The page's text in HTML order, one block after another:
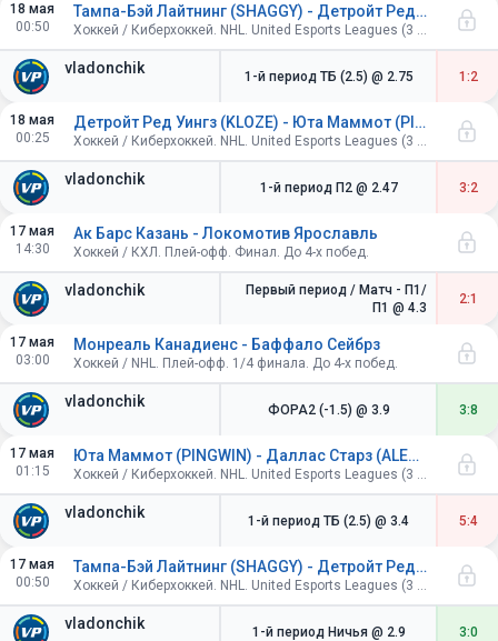
18 мая
00:50
vladonchik
Тампа-Бэй Лайтнинг (SHAGGY) - Детройт Ред Уингз (KLOZE)
Хоккей / Киберхоккей. NHL. United Esports Leagues (3 периода по 4 минуты).
1-й период ТБ (2.5) @ 2.75 1:2
18 мая
00:25
vladonchik
Детройт Ред Уингз (KLOZE) - Юта Маммот (PINGWIN)
Хоккей / Киберхоккей. NHL. United Esports Leagues (3 периода по 4 минуты).
1-й период П2 @ 2.47 3:2
17 мая
14:30
vladonchik
Ак Барс Казань - Локомотив Ярославль
Хоккей / КХЛ. Плей-офф. Финал. До 4-х побед.
Первый период / Матч - П1/
П1 @ 4.3
2:1
17 мая
03:00
vladonchik
Монреаль Канадиенс - Баффало Сейбрз
Хоккей / NHL. Плей-офф. 1/4 финала. До 4-х побед.
ФОРА2 (-1.5) @ 3.9 3:8
17 мая
01:15
vladonchik
Юта Маммот (PINGWIN) - Даллас Старз (ALEEX)
Хоккей / Киберхоккей. NHL. United Esports Leagues (3 периода по 4 минуты).
1-й период ТБ (2.5) @ 3.4 5:4
17 мая
00:50
vladonchik
Тампа-Бэй Лайтнинг (SHAGGY) - Детройт Ред Уингз (KLOZE)
Хоккей / Киберхоккей. NHL. United Esports Leagues (3 периода по 4 минуты).
1-й период Ничья @ 2.9 3:0